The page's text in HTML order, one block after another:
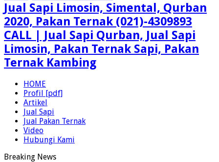
Jual Sapi Limosin, Simental, Qurban
2020, Pakan Ternak (021)-4309893
CALL | Jual Sapi Qurban, Jual Sapi
Limosin, Pakan Ternak Sapi, Pakan
Ternak Kambing
HOME
Profil [pdf]
Artikel
Jual Sapi
Jual Pakan Ternak
Video
Hubungi Kami
Breaking News